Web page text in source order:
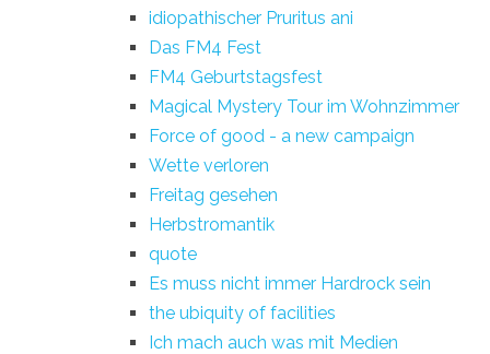
idiopathischer Pruritus ani
Das FM4 Fest
FM4 Geburtstagsfest
Magical Mystery Tour im Wohnzimmer
Force of good - a new campaign
Wette verloren
Freitag gesehen
Herbstromantik
quote
Es muss nicht immer Hardrock sein
the ubiquity of facilities
Ich mach auch was mit Medien